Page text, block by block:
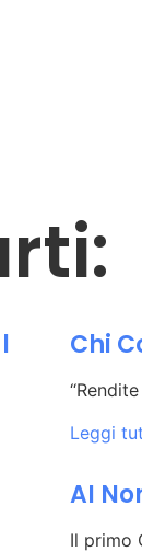
Chi
Leggi
AI
Il primo